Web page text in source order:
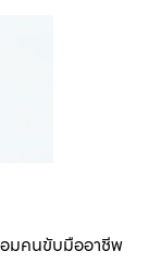
อมคนขับมืออาชีพ